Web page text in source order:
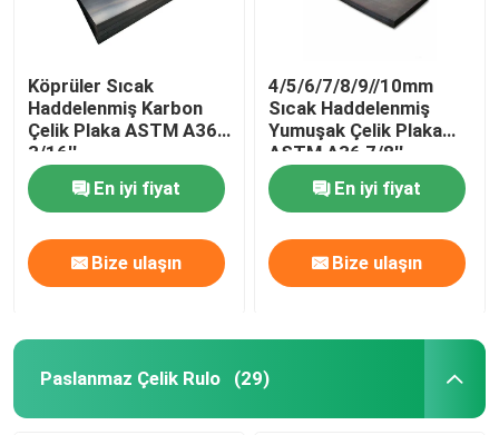
Köprüler Sıcak
Haddelenmiş Karbon
Çelik Plaka ASTM A36
3/16''
En iyi fiyat
Bize ulaşın
4/5/6/7/8/9//10mm
Sıcak Haddelenmiş
Yumuşak Çelik Plaka
ASTM A36 7/8''
En iyi fiyat
Bize ulaşın
Paslanmaz Çelik Rulo (29)